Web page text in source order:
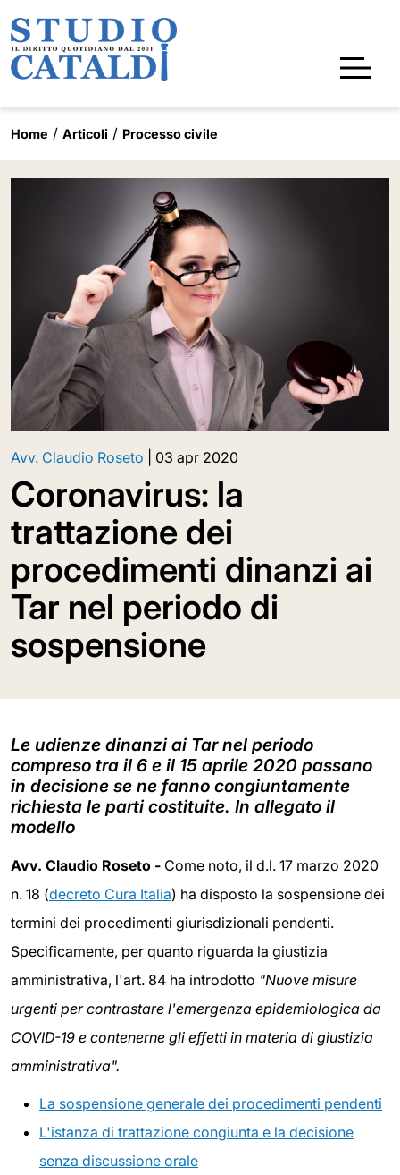
Home Articoli Processo civile
Avv. Claudio Roseto 03 apr 2020
Coronavirus: la
trattazione dei
procedimenti dinanzi ai
Tar nel periodo di
sospensione
Le udienze dinanzi ai Tar nel periodo
compreso tra il 6 e il 15 aprile 2020 passano
in decisione se ne fanno congiuntamente
richiesta le parti costituite. In allegato il
modello
Avv. Claudio Roseto - Come noto, il d.l. 17 marzo 2020
n. 18 (decreto Cura Italia) ha disposto la sospensione dei
termini dei procedimenti giurisdizionali pendenti.
Specificamente, per quanto riguarda la giustizia
amministrativa, l'art. 84 ha introdotto "Nuove misure
urgenti per contrastare l'emergenza epidemiologica da
COVID-19 e contenerne gli effetti in materia di giustizia
amministrativa".
La sospensione generale dei procedimenti pendenti
L'istanza di trattazione congiunta e la decisione
senza discussione orale